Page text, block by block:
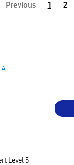
Previous 1 2
A
Level 5